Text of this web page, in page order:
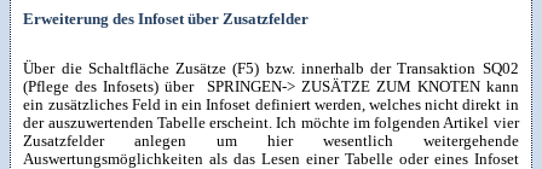
Erweiterung des Infoset über Zusatzfelder
Über die Schaltfläche Zusätze (F5) bzw. innerhalb der Transaktion SQ02
(Pflege des Infosets) über SPRINGEN-> ZUSÄTZE ZUM KNOTEN kann
ein zusätzliches Feld in ein Infoset definiert werden, welches nicht direkt in
der auszuwertenden Tabelle erscheint. Ich möchte im folgenden Artikel vier
Zusatzfelder anlegen um hier wesentlich weitergehende
Auswertungsmöglichkeiten als das Lesen einer Tabelle oder eines Infoset